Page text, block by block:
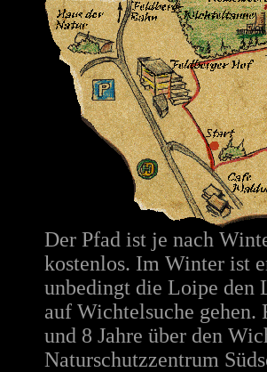
Der Pfad ist je nach
kostenlos. Im Winter ist
unbedingt die Loipe den
auf Wichtelsuche
und 8 Jahre über den
Naturschutzzentrum